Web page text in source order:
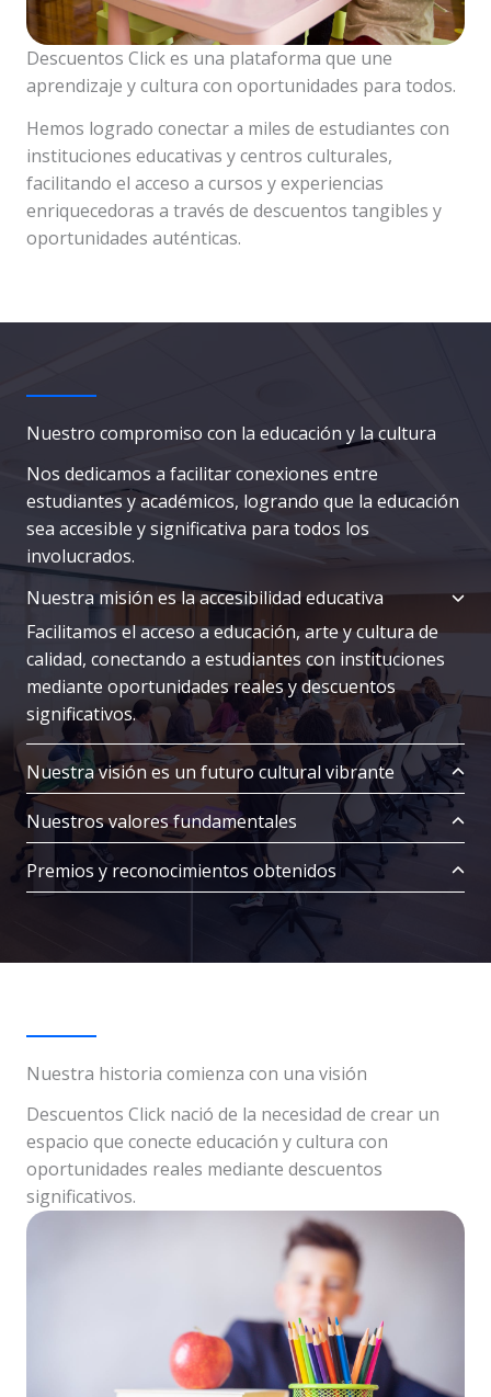
Descuentos Click es una plataforma que une
aprendizaje y cultura con oportunidades para todos.
Hemos logrado conectar a miles de estudiantes con
instituciones educativas y centros culturales,
facilitando el acceso a cursos y experiencias
enriquecedoras a través de descuentos tangibles y
oportunidades auténticas.
Nuestro compromiso con la educación y la cultura
Nos dedicamos a facilitar conexiones entre
estudiantes y académicos, logrando que la educación
sea accesible y significativa para todos los
involucrados.
Nuestra misión es la accesibilidad educativa
Facilitamos el acceso a educación, arte y cultura de
calidad, conectando a estudiantes con instituciones
mediante oportunidades reales y descuentos
significativos.
Nuestra visión es un futuro cultural vibrante
Nuestros valores fundamentales
Premios y reconocimientos obtenidos
Nuestra historia comienza con una visión
Descuentos Click nació de la necesidad de crear un
espacio que conecte educación y cultura con
oportunidades reales mediante descuentos
significativos.